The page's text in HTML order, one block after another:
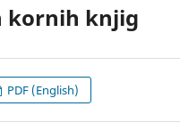
kornih knjig
PDF (English)